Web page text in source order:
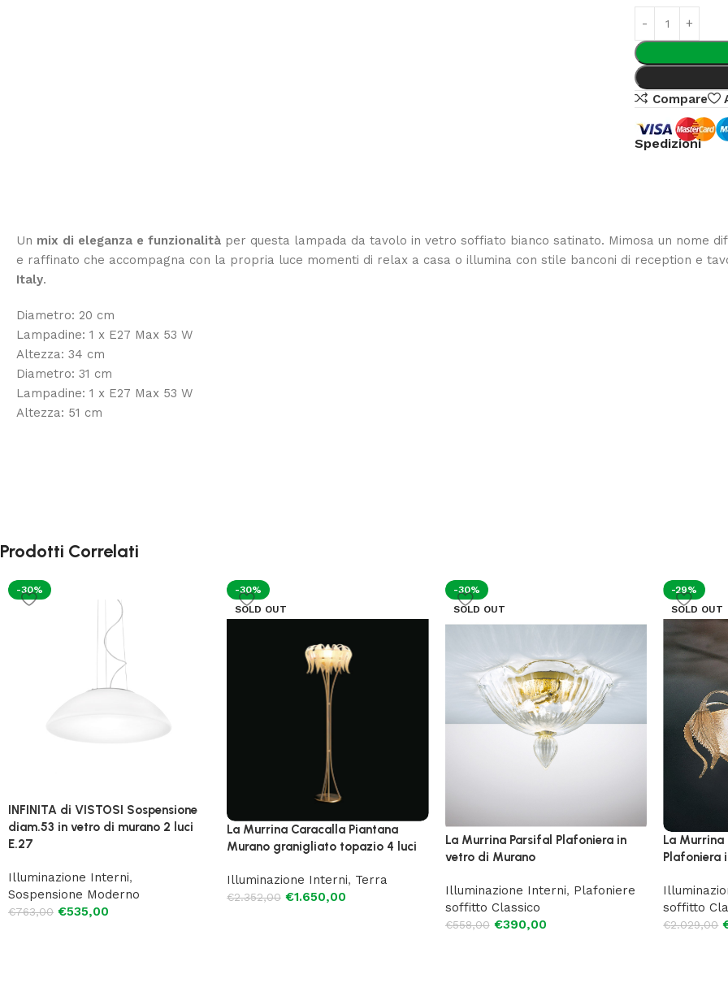
Compare
Spedizioni
Un mix di eleganza e funzionalità per questa lampada da tavolo in vetro soffiato bianco satinato. Mimosa un nome
e raffinato che accompagna con la propria luce momenti di relax a casa o illumina con stile banconi di reception e
Italy.
Diametro: 20 cm
Lampadine: 1 x E27 Max 53 W
Altezza: 34 cm
Diametro: 31 cm
Lampadine: 1 x E27 Max 53 W
Altezza: 51 cm
Prodotti Correlati
-30%
INFINITA di VISTOSI Sospensione
diam.53 in vetro di murano 2 luci
E.27
Illuminazione Interni,
Sospensione Moderno
€763,00 €535,00
-30%
SOLD OUT
La Murrina Caracalla Piantana
Murano granigliato topazio 4 luci
Illuminazione Interni, Terra
€2.352,00 €1.650,00
-30%
SOLD OUT
La Murrina Parsifal Plafoniera in
vetro di Murano
Illuminazione Interni, Plafoniere
soffitto Classico
€558,00 €390,00
-29%
SOLD OUT
La Murrina
Plafoniera
soffitto
€2.029,00